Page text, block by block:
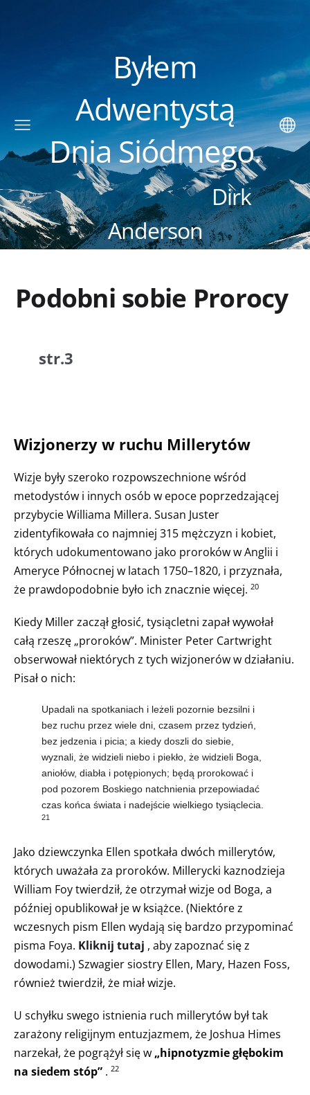
Byłem
Adwentystą
Dnia Siódmego.
Dirk
Anderson
Podobni sobie Prorocy
str.3
Wizjonerzy w ruchu Millerytów
Wizje były szeroko rozpowszechnione wśród
metodystów i innych osób w epoce poprzedzającej
przybycie Williama Millera. Susan Juster
zidentyfikowała co najmniej 315 mężczyzn i kobiet,
których udokumentowano jako proroków w Anglii i
Ameryce Północnej w latach 1750–1820, i przyznała,
że prawdopodobnie było ich znacznie więcej. 20
Kiedy Miller zaczął głosić, tysiącletni zapał wywołał
całą rzeszę „proroków”. Minister Peter Cartwright
obserwował niektórych z tych wizjonerów w działaniu.
Pisał o nich:
Upadali na spotkaniach i leżeli pozornie bezsilni i
bez ruchu przez wiele dni, czasem przez tydzień,
bez jedzenia i picia; a kiedy doszli do siebie,
wyznali, że widzieli niebo i piekło, że widzieli Boga,
aniołów, diabła i potępionych; będą prorokować i
pod pozorem Boskiego natchnienia przepowiadać
czas końca świata i nadejście wielkiego tysiąclecia.
21
Jako dziewczynka Ellen spotkała dwóch millerytów,
których uważała za proroków. Millerycki kaznodzieja
William Foy twierdził, że otrzymał wizje od Boga, a
później opublikował je w książce. (Niektóre z
wczesnych pism Ellen wydają się bardzo przypominać
pisma Foya. Kliknij tutaj , aby zapoznać się z
dowodami.) Szwagier siostry Ellen, Mary, Hazen Foss,
również twierdził, że miał wizje.
U schyłku swego istnienia ruch millerytów był tak
zarażony religijnym entuzjazmem, że Joshua Himes
narzekał, że pogrążył się w „hipnotyzmie głębokim
na siedem stóp” . 22